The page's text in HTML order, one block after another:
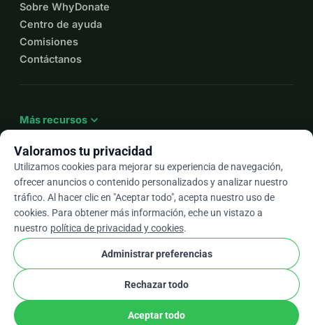
Sobre WhyDonate
Centro de ayuda
Comisiones
Contáctanos
Más recursos expand_more
Esarrow_drop_down
★★★★★4,9 / 5 según más de 500 reseñas
WhyDonate
Privacidad y cookies
Términos y condiciones
stripe check Socio Verificado
Valoramos tu privacidad
Utilizamos cookies para mejorar su experiencia de navegación,
ofrecer anuncios o contenido personalizados y analizar nuestro
tráfico. Al hacer clic en "Aceptar todo", acepta nuestro uso de
cookies. Para obtener más información, eche un vistazo a
nuestro política de privacidad y cookies.
Administrar preferencias
Rechazar todo
Aceptar todo